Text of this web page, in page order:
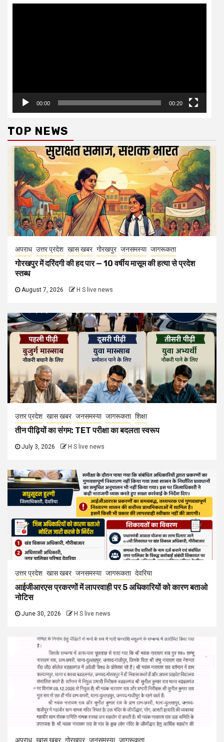
00:00 00:20
TOP NEWS
अपराध उत्तर प्रदेश खास खबर गोरखपुर जनसमस्या जागरूकता
गोरखपुर में दरिंदगी की हद पार — 10 वर्षीय मासूम की हत्या से प्रदेश
स्तब्ध
August 7, 2026 H S live news
उत्तर प्रदेश खास खबर जनसमस्या जागरूकता शिक्षा
तीन पीढ़ियों का संगम: TET परीक्षा का बदलता स्वरूप
July 3, 2026 H S live news
उत्तर प्रदेश खास खबर जनसमस्या जागरूकता देवरिया
आईजीआरएस प्रकरणों में लापरवाही पर 5 अधिकारियों को कारण बताओ
नोटिस
June 30, 2026 H S live news
अपराध खास खबर गोरखपुर जनसमस्या जागरूकता